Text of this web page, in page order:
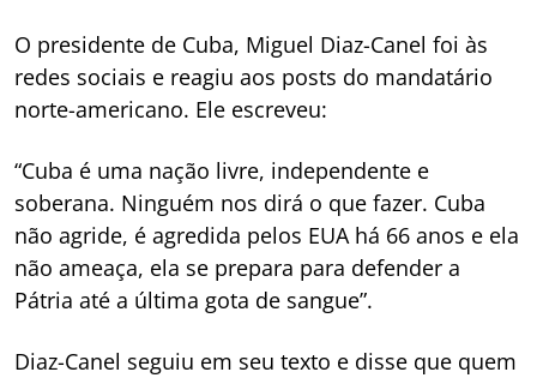
O presidente de Cuba, Miguel Diaz-Canel foi às
redes sociais e reagiu aos posts do mandatário
norte-americano. Ele escreveu:
“Cuba é uma nação livre, independente e
soberana. Ninguém nos dirá o que fazer. Cuba
não agride, é agredida pelos EUA há 66 anos e ela
não ameaça, ela se prepara para defender a
Pátria até a última gota de sangue”.
Diaz-Canel seguiu em seu texto e disse que quem